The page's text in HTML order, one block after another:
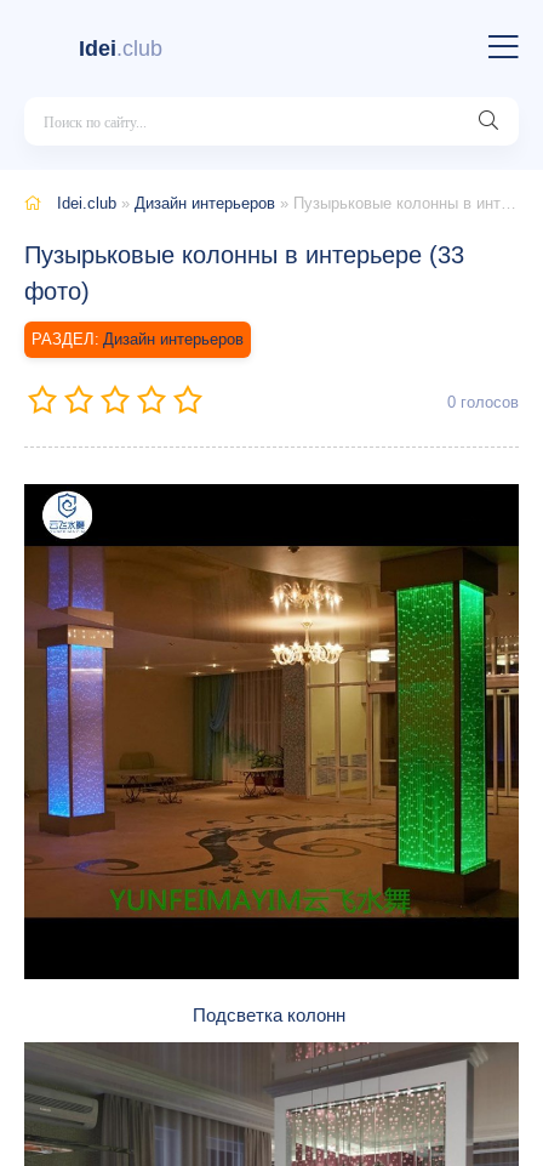
Idei.club
Idei.club » Дизайн интерьеров » Пузырьковые колонны в интерьере (33 фото)
Пузырьковые колонны в интерьере (33
фото)
Дизайн интерьеров
0 голосов
Подсветка колонн